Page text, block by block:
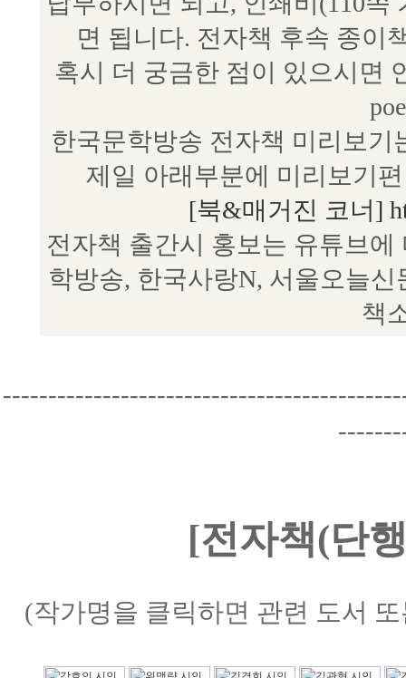
면 됩니다. 전자책 후속 종이
혹시 더 궁금한 점이 있으시면
한국문학방송 전자책 미리보
제일 아래부분에 미리보기
[북&매거진 코너]
전자책 출간시 홍보는 유튜브
학방송, 한국사랑N, 서울오늘
책
[전자책(단
(작가명을 클릭하면 관련 도서